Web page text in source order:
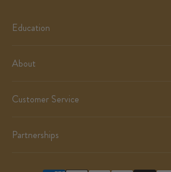
Education
About
Customer Service
Partnerships